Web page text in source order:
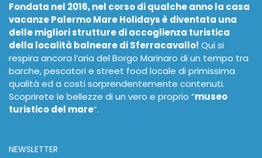
Fondata nel 2016, nel corso di qualche anno la casa
vacanze Palermo Mare Holidays è diventata una
delle migliori strutture di accoglienza turistica
della località balneare di Sferracavallo! Qui si
respira ancora l’aria del Borgo Marinaro di un tempo tra
barche, pescatori e street food locale di primissima
qualità ed a costi sorprendentemente contenuti.
Scoprirete le bellezze di un vero e proprio “museo
turistico del mare”.
NEWSLETTER